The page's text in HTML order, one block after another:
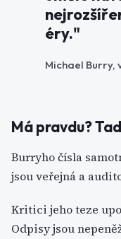
éry."
Michael Burry,
Má pravdu?
Burryho čísla
jsou veřejná a
Kritici jeho teze
Odpisy jsou